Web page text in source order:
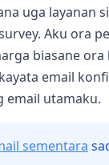
uga layanan
Aku ora
biasane
email
email utamaku.
sementara